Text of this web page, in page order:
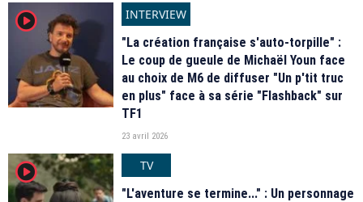
player2
INTERVIEW
"La création française s'auto-torpille" :
Le coup de gueule de Michaël Youn face
au choix de M6 de diffuser "Un p'tit truc
en plus" face à sa série "Flashback" sur
TF1
23 avril 2026
player2
TV
"L'aventure se termine..." : Un personnage